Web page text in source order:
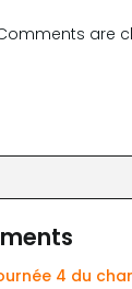
are
4 du